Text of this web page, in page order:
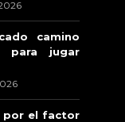
camino
para jugar
por el factor